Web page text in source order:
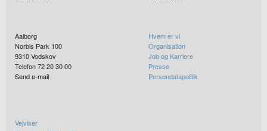
Aalborg
Norbis Park 100
9310Vodskov
Telefon 72 20 30 00
Send e-mail
Hvem er vi
Organisation
Job og Karriere
Presse
Persondatapolitik
Vejviser